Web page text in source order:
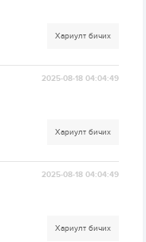
Хариулт бичих
2025-08-18 04:04:49
Хариулт бичих
2025-08-18 04:04:49
Хариулт бичих